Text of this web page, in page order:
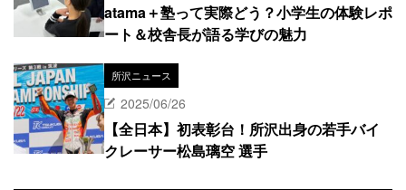
atama＋塾って実際どう？小学生の体験レポ
ート＆校舎長が語る学びの魅力
所沢ニュース
2025/06/26
【全日本】初表彰台！所沢出身の若手バイ
クレーサー松島璃空 選手